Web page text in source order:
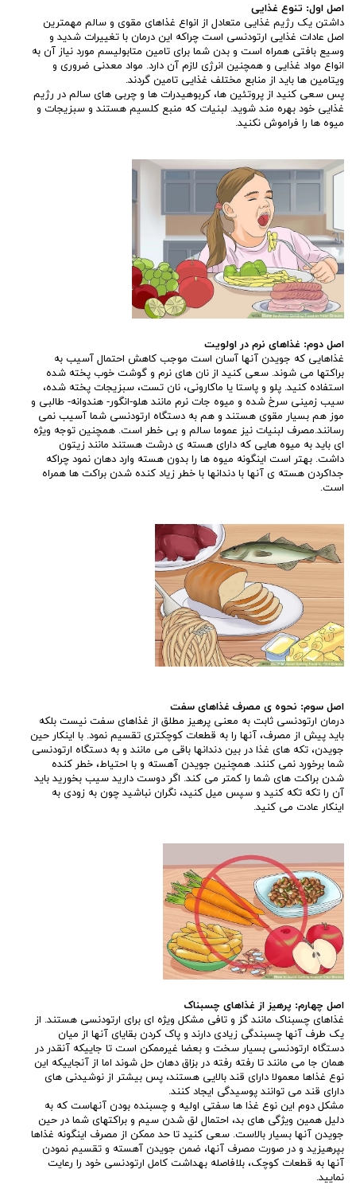
اصل اول: تنوع غذایی
داشتن یک رژیم غذایی متعادل از انواع غذاهای مقوی و سالم مهمترین
اصل عادات غذایی ارتودنسی است چراکه این درمان با تغییرات شدید و
وسیع بافتی همراه است و بدن شما برای تامین متابولیسم مورد نیاز آن به
انواع مواد غذایی و همچنین انرژی لازم آن دارد. مواد معدنی ضروری و
ویتامین ها باید از منابع مختلف غذایی تامین گردند.
پس سعی کنید از پروتئین ها، کربوهیدرات ها و چربی های سالم در رژیم
غذایی خود بهره مند شوید. لبنیات که منبع کلسیم هستند و سبزیجات و
میوه ها را فراموش نکنید.
اصل دوم: غذاهای نرم در اولویت
غذاهایی که جویدن آنها آسان است موجب کاهش احتمال آسیب به
براکتها می شوند. سعی کنید از نان های نرم و گوشت خوب پخته شده
استفاده کنید. پلو و پاستا یا ماکارونی، نان تست، سبزیجات پخته شده،
سیب زمینی سرخ شده و میوه جات نرم مانند هلو-انگور- هندوانه- طالبی و
موز هم بسیار مقوی هستند و هم به دستگاه ارتودنسی شما آسیب نمی
رسانند.مصرف لبنیات نیز عموما سالم و بی خطر است. همچنین توجه ویژه
ای باید به میوه هایی که دارای هسته ی درشت هستند مانند زیتون
داشت. بهتر است اینگونه میوه ها را بدون هسته وارد دهان نمود چراکه
جداکردن هسته ی آنها با دندانها با خطر زیاد کنده شدن براکت ها همراه
است.
اصل سوم: نحوه ی مصرف غذاهای سفت
درمان ارتودنسی ثابت به معنی پرهیز مطلق از غذاهای سفت نیست بلکه
باید پیش از مصرف، آنها را به قطعات کوچکتری تقسیم نمود. با اینکار حین
جویدن، تکه های غذا در بین دندانها باقی می مانند و به دستگاه ارتودنسی
شما برخورد نمی کنند. همچنین جویدن آهسته و با احتیاط، خطر کنده
شدن براکت های شما را کمتر می کند. اگر دوست دارید سیب بخورید باید
آن را تکه تکه کنید و سپس میل کنید، نگران نباشید چون به زودی به
اینکار عادت می کنید.
اصل چهارم: پرهیز از غذاهای چسبناک
غذاهای چسبناک مانند گز و تافی مشکل ویژه ای برای ارتودنسی هستند. از
یک طرف آنها چسبندگی زیادی دارند و پاک کردن بقایای آنها از میان
دستگاه ارتودنسی بسیار سخت و بعضا غیرممکن است تا جاییکه آنقدر در
همان جا می مانند تا رفته رفته در بزاق دهان حل شوند اما از آنجاییکه این
نوع غذاها معمولا دارای قند بالایی هستند، پس بیشتر از نوشیدنی های
دارای قند می توانند پوسیدگی ایجاد کنند.
مشکل دوم این نوع غذا ها سفتی اولیه و چسبنده بودن آنهاست که به
دلیل همین ویژگی های بد، احتمال لق شدن سیم و براکتهای شما در حین
جویدن آنها بسیار بالاست. سعی کنید تا حد ممکن از مصرف اینگونه غذاها
بپرهیزید و در صورت مصرف آنها، ضمن جویدن آهسته و تقسیم نمودن
آنها به قطعات کوچک، بلافاصله بهداشت کامل ارتودنسی خود را رعایت
نمایید.